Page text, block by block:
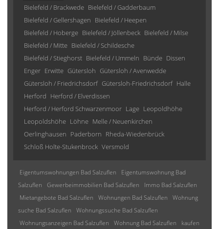
Bielefeld / Brackwede Bielefeld / Gadderbaum
Bielefeld / Gellershagen Bielefeld / Heepen
Bielefeld / Hoberge Bielefeld / Jöllenbeck Bielefeld / Milse
Bielefeld / Mitte Bielefeld / Schildesche
Bielefeld / Stieghorst Bielefeld / Ummeln Bünde Dissen
Enger Erwitte Gütersloh Gütersloh / Avenwedde
Gütersloh / Friedrichsdorf Gütersloh-Friedrichsdorf Halle
Herford Herford / Elverdissen
Herford / Herford Schwarzenmoor Lage Leopoldhöhe
Leopoldshöhe Löhne Melle / Neuenkirchen
Oerlinghausen Paderborn Rheda-Wiedenbrück
Schloß Holte-Stukenbrock Versmold
Eigentumswohnungen Bad Salzuflen
Eigentumswohnung Bad
Salzuflen
Gewerbeimmobilien Bad Salzuflen
Immo Bad Salzuflen
Mietangebote Bad Salzuflen
Wohnungen Bad Salzuflen
Wohnung
suche Bad Salzuflen
Wohnungssuche Bad Salzuflen
Wohnungsanzeigen Bad Salzuflen
Wohnung Bad Salzuflen
kaufen